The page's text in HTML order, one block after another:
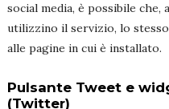
social media, è possibile
utilizzino il servizio, lo
alle pagine in cui è installato.
Pulsante Tweet e
(Twitter)